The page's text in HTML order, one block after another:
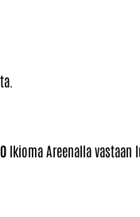
Ikioma Areenalla vastaan